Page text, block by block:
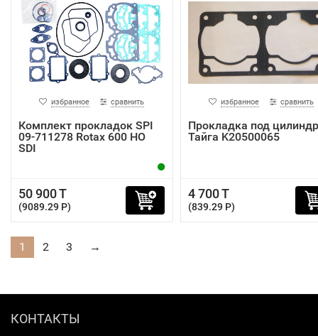
избранное сравнить
Комплект прокладок SPI
09-711278 Rotax 600 HO
SDI
50 900 T
(9089.29 P)
избранное сравнить
Прокладка под
Тайга K20500065
4 700 T
(839.29 P)
1 2 3 →
КОНТАКТЫ